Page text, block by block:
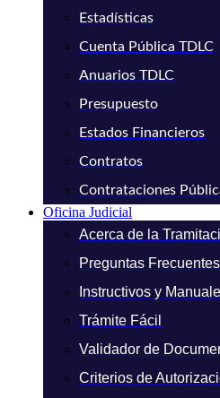
Estadísticas
Cuenta Pública TDLC
Anuarios TDLC
Presupuesto
Estados Financieros
Contratos
Contrataciones
Oficina Judicial
Acerca de la
Preguntas Frecuentes
Instructivos y
Trámite Fácil
Validador de
Criterios de